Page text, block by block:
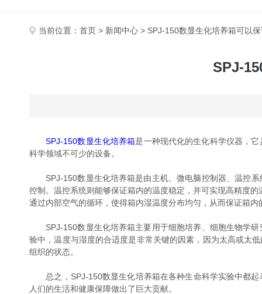
当前位置： 首页 > 新闻中心 > SPJ-150数显生化培养箱可以
SPJ-
SPJ-150数显生化培养箱是一种现代化的生化科学仪器，它具
科学领域不可少的设备。
SPJ-150数显生化培养箱是由主机、微电脑控制器、温控系
控制。温控系统则能够保证箱内的温度稳定，并可实现高精度
通过内部空气的循环，使得箱内湿温度分布均匀，从而保证箱内
SPJ-150数显生化培养箱主要用于细胞培养、细胞生物学研究、
验中，温度与湿度的合适度是非常关键的因素，因为太高或
组织的状态。
总之，SPJ-150数显生化培养箱在各种生命科学实验中都起着
人们的生活和健康保障做出了巨大贡献。